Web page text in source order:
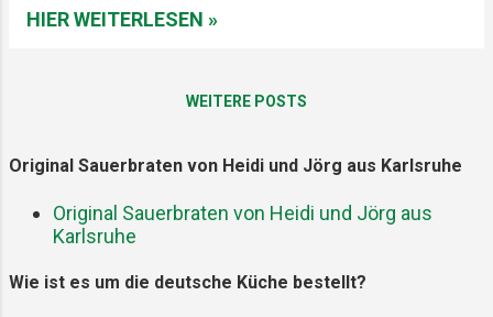
Zubereitung: Beginnen Sie mit der Zubereitung
Beete in dünnen Scheiben. Entkernen Sie den
mit etwas Olivenöl bei mittlerer Hitze an, bis sie
rosa und durchgegart sind. Mit Salz und Pfeffer
würzen. Geben Sie den Feldsalat in eine große
Granatapfelkerne und die gebratenen Garnelen
HIER WEITERLESEN »
WEITERE POSTS
Original Sauerbraten von Heidi und Jörg aus Karlsruhe
Original Sauerbraten von Heidi und Jörg aus
Karlsruhe
Wie ist es um die deutsche Küche bestellt?